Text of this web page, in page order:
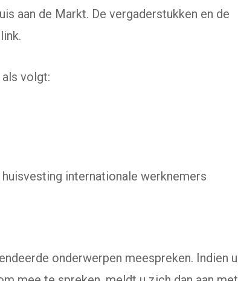
aan de Markt. De vergaderstukken en de
als volgt:
internationale werknemers
onderwerpen meespreken. Indien u